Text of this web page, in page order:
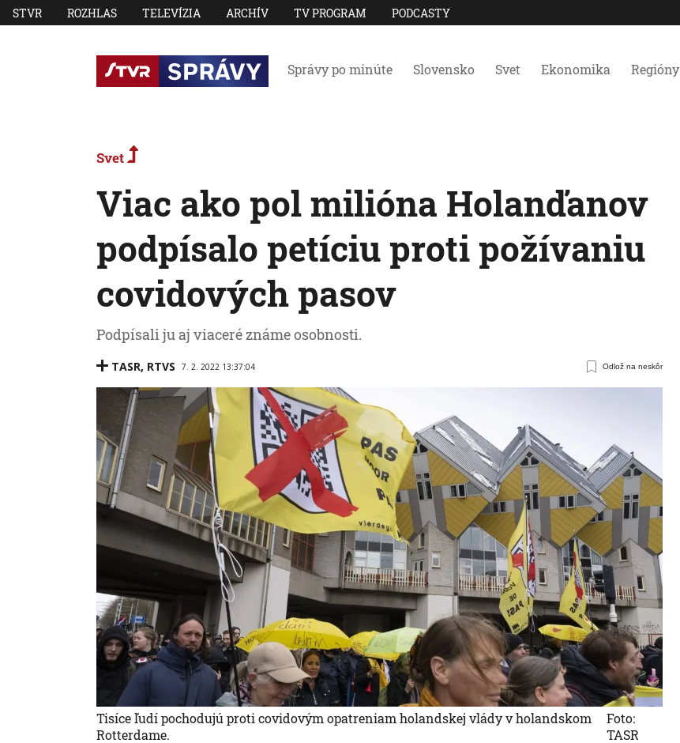
STVR ROZHLAS TELEVÍZIA ARCHÍV TV PROGRAM PODCASTY
Správy po minúte Slovensko Svet Ekonomika Regióny
Svet
Viac ako pol milióna Holanďanov
podpísalo petíciu proti požívaniu
covidových pasov
Podpísali ju aj viaceré známe osobnosti.
TASR, RTVS 7. 2. 2022 13:37:04 Odlož na neskôr
Tisíce ľudí pochodujú proti covidovým opatreniam holandskej vlády v holandskom
Rotterdame.
Foto:
TASR